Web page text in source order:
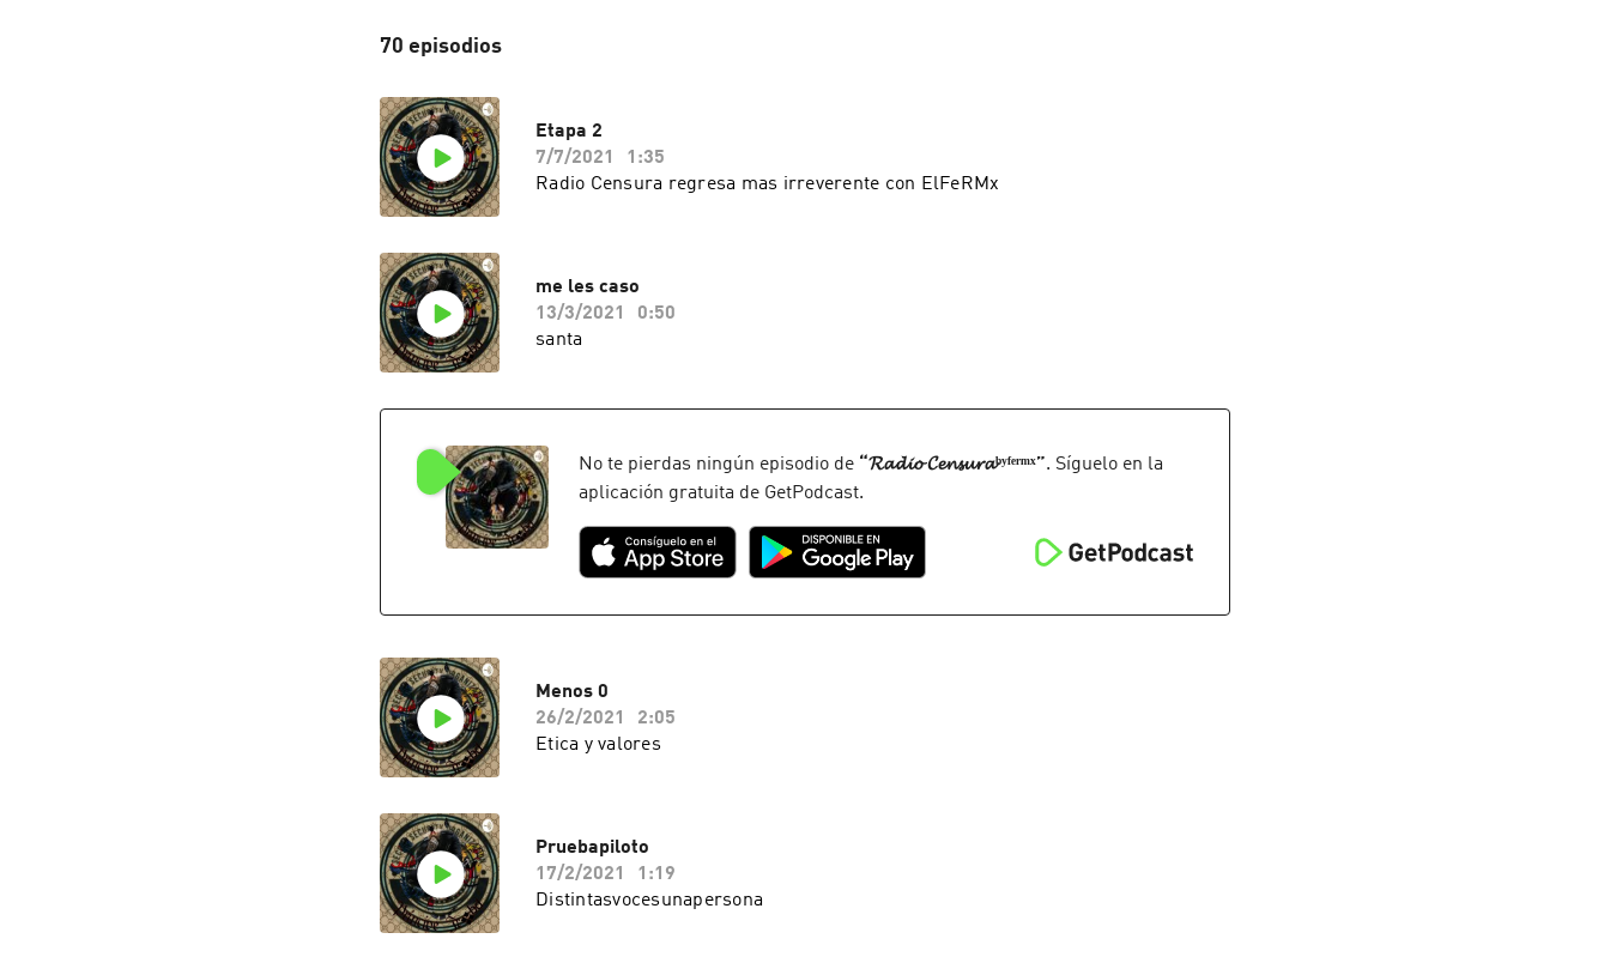
70 episodios
Etapa 2
7/7/2021
1:35
Radio Censura regresa mas irreverente con ElFeRMx
me les caso
13/3/2021
0:50
santa
No te pierdas ningún episodio de “𝓡𝓪𝓭𝓲𝓸 𝓒𝓮𝓷𝓼𝓾𝓻𝓪ᵇʸᶠᵉʳᵐˣ”. Síguelo en la
aplicación gratuita de GetPodcast.
Menos 0
26/2/2021
2:05
Etica y valores
Pruebapiloto
17/2/2021
1:19
Distintasvocesunapersona